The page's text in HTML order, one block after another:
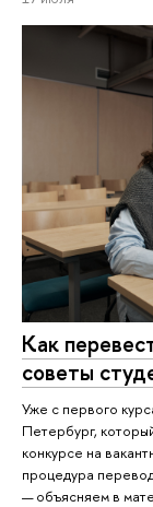
Как
советы
Уже с первого
Петербург,
конкурсе на
процедура
— объясняем в